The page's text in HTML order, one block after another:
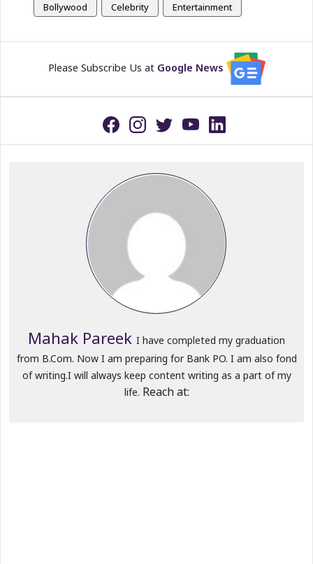
Bollywood Celebrity Entertainment
Please Subscribe Us at Google News
Mahak Pareek I have completed my graduation
from B.Com. Now I am preparing for Bank PO. I am also fond
of writing.I will always keep content writing as a part of my
life. Reach at: